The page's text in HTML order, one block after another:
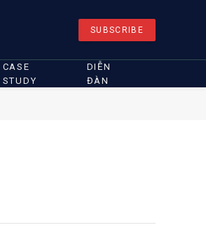
SUBSCRIBE
CASE
STUDY
DIỄN
ĐÀN